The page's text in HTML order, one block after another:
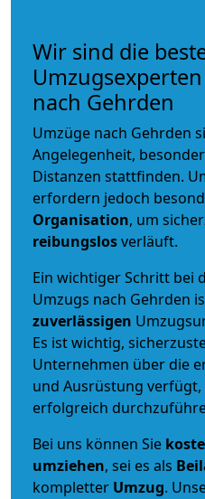
Wir sind die
nach Gehrden
Umzüge nach Gehrden
Angelegenheit,
Distanzen stattfinden.
erfordern jedoch
Organisation, um
reibungslosverläuft.
Ein wichtiger Schritt bei
Umzugs nach Gehrden
zuverlässigen
Es ist wichtig,
Unternehmen über die
und Ausrüstung
erfolgreich
Bei uns können Sie
umziehen, sei es als
kompletter Umzug.